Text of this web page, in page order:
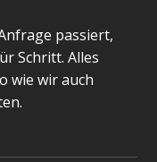
passiert,
Schritt. Alles
wie wir auch